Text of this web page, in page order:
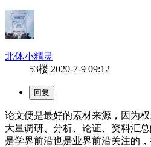
北体小精灵
53楼 2020-7-9 09:12
论文便是最好的素材来源，因为
大量调研、分析、论证、资料汇
是学界前沿也是业界前沿关注的